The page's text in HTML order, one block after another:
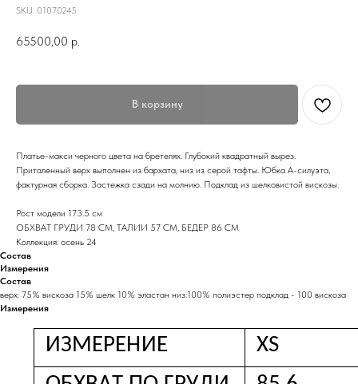
SKU: 01070245
65500,00 р.
В корзину
Платье-макси черного цвета на бретелях. Глубокий квадратный вырез.
Приталенный верх выполнен из бархата, низ из серой тафты. Юбка А-силуэта,
фактурная сборка. Застежка сзади на молнию. Подклад из шелковистой вискозы.
Рост модели 173.5 см
ОБХВАТ ГРУДИ 78 СМ, ТАЛИИ 57 СМ, БЕДЕР 86 СМ
Коллекция: осень 24
Состав
Измерения
Состав
верх: 75% вискоза 15% шелк 10% эластан низ:100% полиэстер подклад - 100 вискоза
Измерения